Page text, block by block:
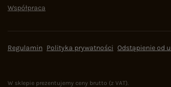
Współpraca
Regulamin Polityka prywatności Odstąpienie od
W sklepie prezentujemy ceny brutto (z VAT).